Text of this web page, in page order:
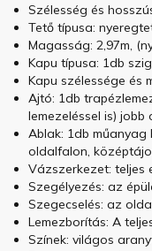
Szélesség és
Tető típusa:
Magasság: 2,97m,
Kapu típusa: 1db
Kapu szélessége és
Ajtó: 1db
lemezeléssel is)
Ablak: 1db
oldalfalon,
Vázszerkezet: teljes
Szegélyezés: az
Szegecselés: az
Lemezborítás: A
Színek: világos